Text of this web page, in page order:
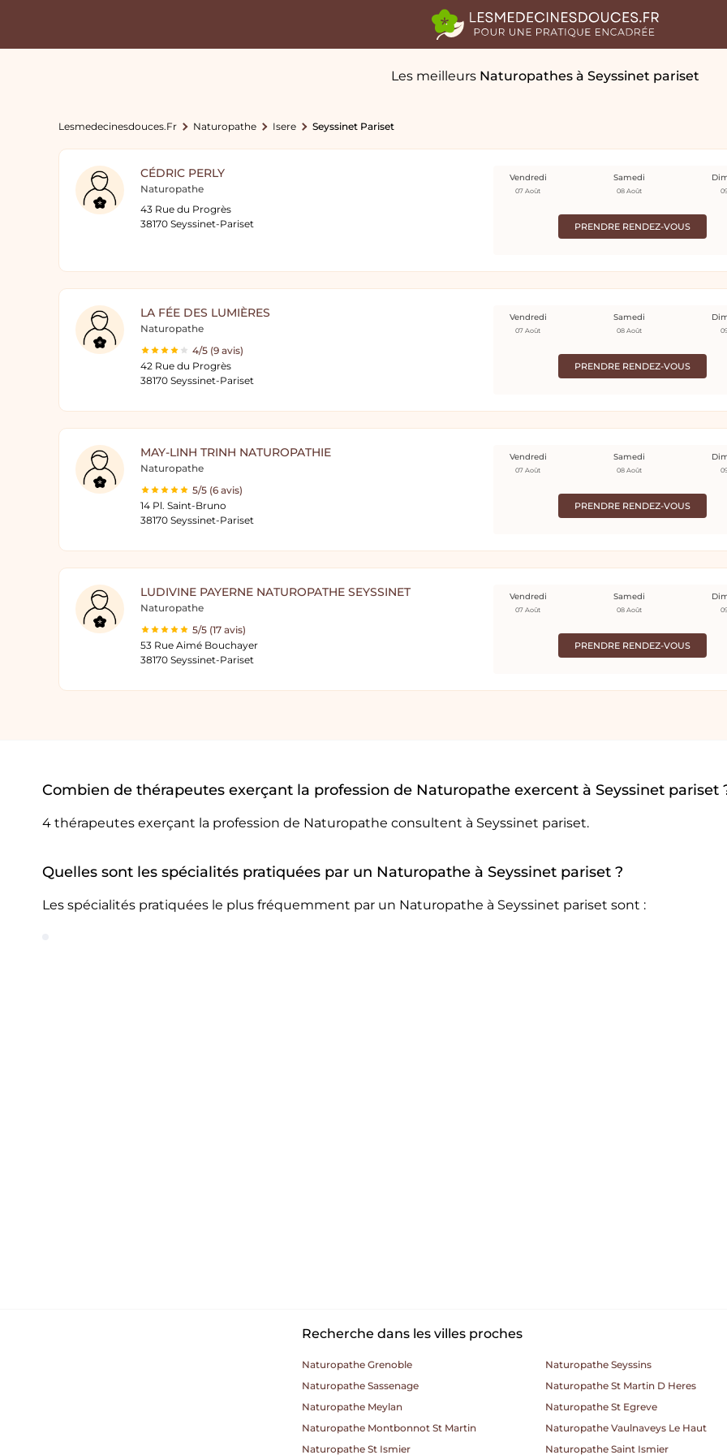
Les meilleurs Naturopathes à Seyssinet pariset
Lesmedecinesdouces.fr Naturopathe Isere Seyssinet Pariset
CÉDRIC PERLY
Naturopathe
43 Rue du Progrès
38170 Seyssinet-Pariset
PRENDRE RENDEZ-VOUS
Vendredi
07 Août
Samedi
08 Août
LA FÉE DES LUMIÈRES
Naturopathe
4/5 (9 avis)
42 Rue du Progrès
38170 Seyssinet-Pariset
PRENDRE RENDEZ-VOUS
Vendredi
07 Août
Samedi
08 Août
MAY-LINH TRINH NATUROPATHIE
Naturopathe
5/5 (6 avis)
14 Pl. Saint-Bruno
38170 Seyssinet-Pariset
PRENDRE RENDEZ-VOUS
Vendredi
07 Août
Samedi
08 Août
LUDIVINE PAYERNE NATUROPATHE SEYSSINET
Naturopathe
5/5 (17 avis)
53 Rue Aimé Bouchayer
38170 Seyssinet-Pariset
PRENDRE RENDEZ-VOUS
Vendredi
07 Août
Samedi
08 Août
Combien de thérapeutes exerçant la profession de Naturopathe exercent à Seyssinet pariset
4 thérapeutes exerçant la profession de Naturopathe consultent à Seyssinet pariset.
Quelles sont les spécialités pratiquées par un Naturopathe à Seyssinet pariset ?
Les spécialités pratiquées le plus fréquemment par un Naturopathe à Seyssinet pariset sont :
Recherche dans les villes proches
Naturopathe Grenoble
Naturopathe Seyssins
Naturopathe Sassenage
Naturopathe St Martin D Heres
Naturopathe Meylan
Naturopathe St Egreve
Naturopathe Montbonnot St Martin
Naturopathe Vaulnaveys Le Haut
Naturopathe St Ismier
Naturopathe Saint Ismier